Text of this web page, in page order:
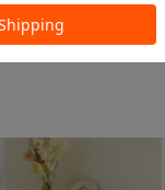
3COINS
アクセサリーケース
880